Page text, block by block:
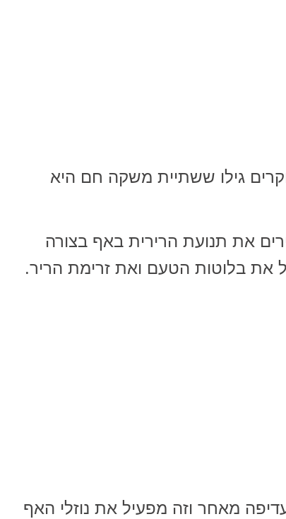
גילו ששתיית משקה חם היא
את תנועת הרירית באף בצורה
את בלוטות הטעם ואת זרימת הריר.
מאחר וזה מפעיל את נוזלי האף